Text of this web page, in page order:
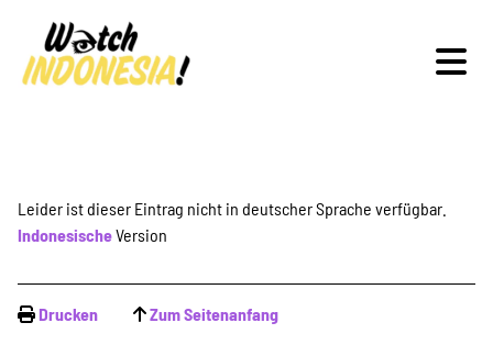
Schwerpunkte
Veranstaltungen
Leider ist dieser Eintrag nicht in deutscher Sprache verfügbar.
IndonesischeVersion
Drucken Zum Seitenanfang